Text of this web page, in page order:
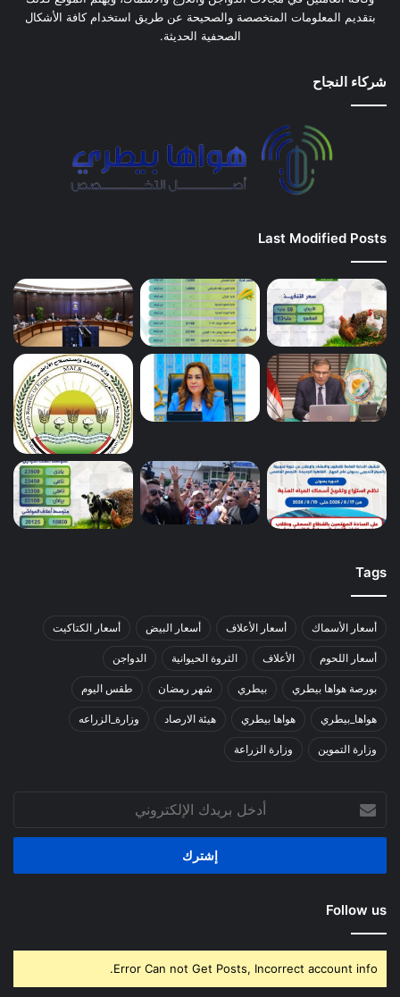
بتقديم المعلومات المتخصصة والصحيحة عن طريق استخدام كافة الأشكال
الصحفية الحديثة.
شركاء النجاح
Last Modified Posts
Tags
أسعار الأسماك أسعار الأعلاف أسعار البيض أسعار الكتاكيت
أسعار اللحوم الأعلاف الثروة الحيوانية الدواجن
بورصة هواها بيطري بيطري شهر رمضان طقس اليوم
هواها_بيطري هواها بيطري هيئة الارصاد وزارة_الزراعه
وزارة التموين وزارة الزراعة
بريدك
الإلكتروني
Follow us
Error Can not Get Posts, Incorrect account info.